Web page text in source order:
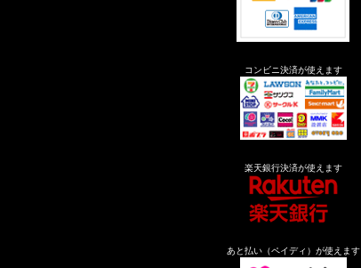
コンビニ決済が使えます
楽天銀行決済が使えます
あと払い（ペイディ）が使えます